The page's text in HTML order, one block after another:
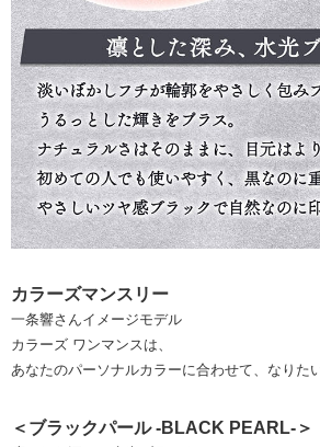
カラーズマンスリー
一条響さんイメージモデル
カラーズ ワンマンスは、
あなたのパーソナルカラーに合わせて、なりた
＜ブラックパール -BLACK PEARL-＞